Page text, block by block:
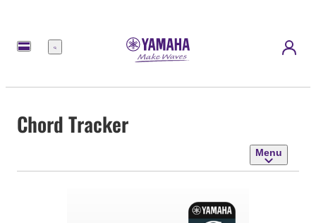
Menu
Chord Tracker
Menu